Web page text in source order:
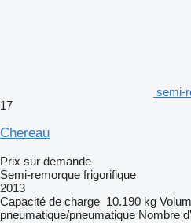
semi-
17
Chereau
Prix sur demande
Semi-remorque frigorifique
2013
Capacité de charge 10.190 kg
pneumatique/pneumatique Nombre